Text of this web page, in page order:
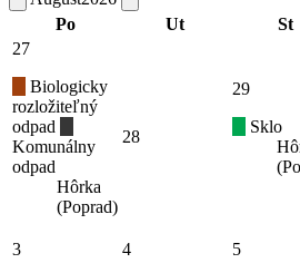
Po
Ut St
27
Biologicky
rozložiteľný
odpad
Komunálny
odpad
Hôrka
(Poprad)
28
29
Sklo
3 4 5